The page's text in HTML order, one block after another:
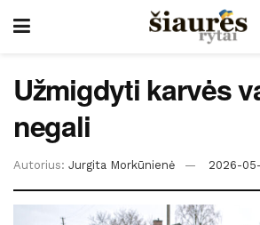
Užmigdyti karvės
negali
Autorius: Jurgita Morkūnienė 2026-05-